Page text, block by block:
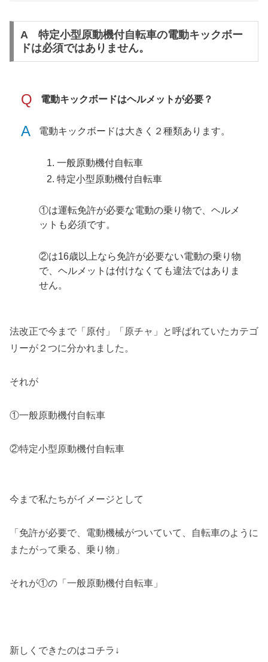
A 特定小型原動機付自転車の電動キックボー
ドは必須ではありません。
Q 電動キックボードはヘルメットが必要？
A 電動キックボードは大きく２種類あります。
一般原動機付自転車
特定小型原動機付自転車
①は運転免許が必要な電動の乗り物で、ヘルメ
ットも必須です。
②は16歳以上なら免許が必要ない電動の乗り物
で、ヘルメットは付けなくても違法ではありま
せん。
法改正で今まで「原付」「原チャ」と呼ばれていたカテゴ
リーが２つに分かれました。
それが
①一般原動機付自転車
②特定小型原動機付自転車
今まで私たちがイメージとして
「免許が必要で、電動機械がついていて、自転車のように
またがって乗る、乗り物」
それが①の「一般原動機付自転車」
新しくできたのはコチラ↓